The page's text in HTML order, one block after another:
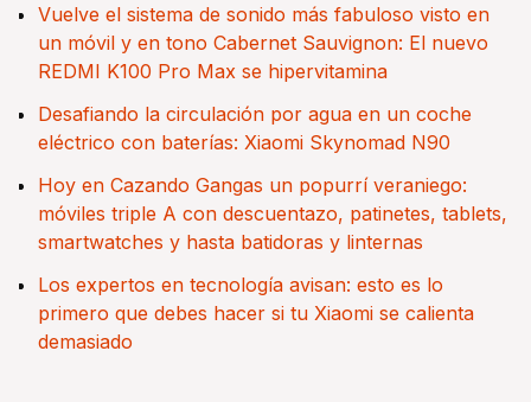
Vuelve el sistema de sonido más fabuloso visto en
un móvil y en tono Cabernet Sauvignon: El nuevo
REDMI K100 Pro Max se hipervitamina
Desafiando la circulación por agua en un coche
eléctrico con baterías: Xiaomi Skynomad N90
Hoy en Cazando Gangas un popurrí veraniego:
móviles triple A con descuentazo, patinetes, tablets,
smartwatches y hasta batidoras y linternas
Los expertos en tecnología avisan: esto es lo
primero que debes hacer si tu Xiaomi se calienta
demasiado